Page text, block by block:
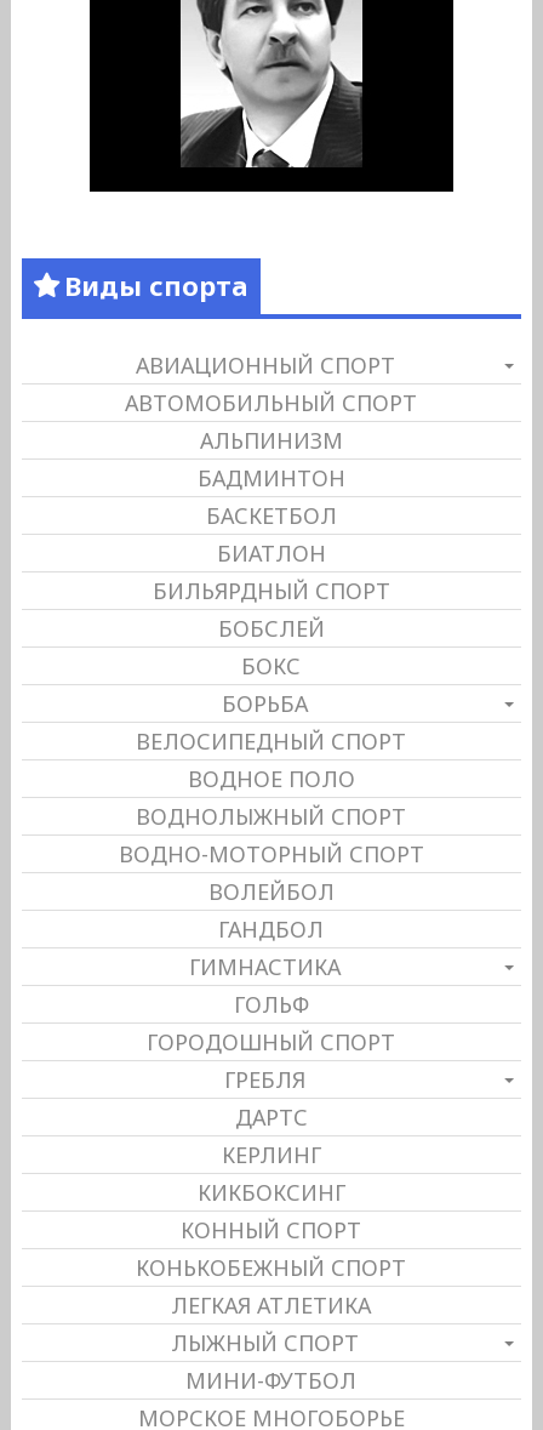
Виды спорта
АВИАЦИОННЫЙ СПОРТ
АВТОМОБИЛЬНЫЙ СПОРТ
АЛЬПИНИЗМ
БАДМИНТОН
БАСКЕТБОЛ
БИАТЛОН
БИЛЬЯРДНЫЙ СПОРТ
БОБСЛЕЙ
БОКС
БОРЬБА
ВЕЛОСИПЕДНЫЙ СПОРТ
ВОДНОЕ ПОЛО
ВОДНОЛЫЖНЫЙ СПОРТ
ВОДНО-МОТОРНЫЙ СПОРТ
ВОЛЕЙБОЛ
ГАНДБОЛ
ГИМНАСТИКА
ГОЛЬФ
ГОРОДОШНЫЙ СПОРТ
ГРЕБЛЯ
ДАРТС
КЕРЛИНГ
КИКБОКСИНГ
КОННЫЙ СПОРТ
КОНЬКОБЕЖНЫЙ СПОРТ
ЛЕГКАЯ АТЛЕТИКА
ЛЫЖНЫЙ СПОРТ
МИНИ-ФУТБОЛ
МОРСКОЕ МНОГОБОРЬЕ